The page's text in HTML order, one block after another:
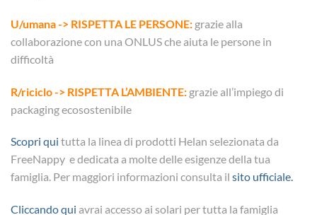
U/umana -> RISPETTA LE PERSONE: grazie alla
collaborazione con una ONLUS che aiuta le persone in
difficoltà
R/riciclo -> RISPETTA L’AMBIENTE: grazie all’impiego di
packaging ecosostenibile
Scopri qui tutta la linea di prodotti Helan selezionata da
FreeNappy e dedicata a molte delle esigenze della tua
famiglia. Per maggiori informazioni consulta il sito ufficiale.
Cliccando qui avrai accesso ai solari per tutta la famiglia